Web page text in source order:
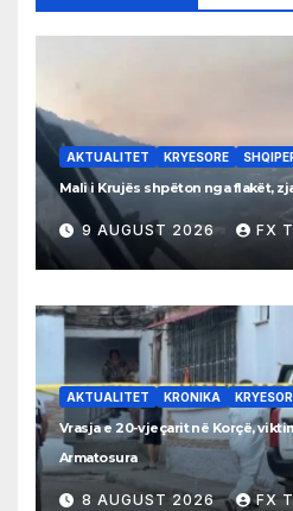
AKTUALITET KRYESORE
Mali i Krujës shpëton nga flakët,
9 AUGUST 2026 FX
AKTUALITET KRONIKA
Vrasja e 20-vjeçarit në Korçë,
Armatosura
8 AUGUST 2026 FX